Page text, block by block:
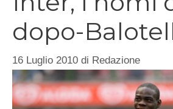
dopo-
16 Luglio 2010 di Redazione